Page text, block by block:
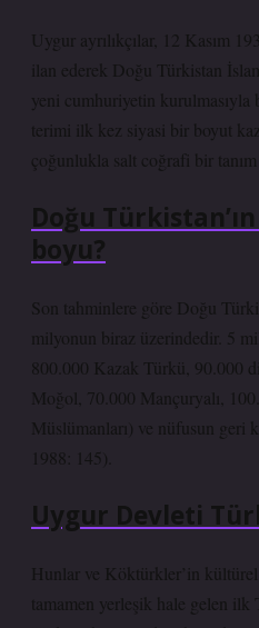
Uygur ayrılıkçılar, 12 Kasım
ilan ederek Doğu Türkistan
yeni cumhuriyetin kurulmasıyla
terimi ilk kez siyasi bir boyut
çoğunlukla salt coğrafi bir tanım
Doğu
boyu?
Son tahminlere göre Doğu
milyonun biraz üzerindedir. 5
800.000 Kazak Türkü, 90.000
Moğol, 70.000 Mançuryalı,
Müslümanları) ve nüfusun geri
1988: 145).
Uygur Devleti
Hunlar ve Köktürkler’in kültürel
tamamen yerleşik hale gelen